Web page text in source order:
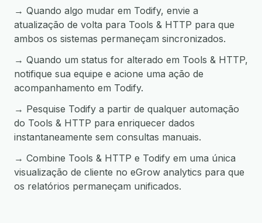
→ Quando algo mudar em Todify, envie a
atualização de volta para Tools & HTTP para que
ambos os sistemas permaneçam sincronizados.
→ Quando um status for alterado em Tools & HTTP,
notifique sua equipe e acione uma ação de
acompanhamento em Todify.
→ Pesquise Todify a partir de qualquer automação
do Tools & HTTP para enriquecer dados
instantaneamente sem consultas manuais.
→ Combine Tools & HTTP e Todify em uma única
visualização de cliente no eGrow analytics para que
os relatórios permaneçam unificados.